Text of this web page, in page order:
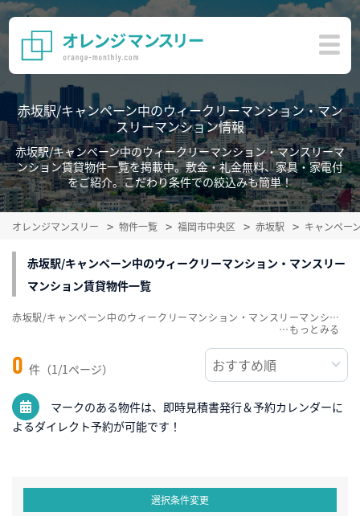
赤坂駅/キャンペーン中のウィークリーマンション・マン
スリーマンション情報
赤坂駅/キャンペーン中のウィークリーマンション・マンスリーマ
ンション賃貸物件一覧を掲載中。敷金・礼金無料、家具・家電付
をご紹介。こだわり条件での絞込みも簡単！
オレンジマンスリー 物件一覧 福岡市中央区 赤坂駅 キャンペー
赤坂駅/キャンペーン中のウィークリーマンション・マンスリー
マンション賃貸物件一覧
0 件（1/1ページ）
マークのある物件は、即時見積書発行＆予約カレンダーに
よるダイレクト予約が可能です！
赤坂駅/キャンペーン中のウィークリーマンション・マンスリーマンション賃貸物件一覧を掲載中。敷金・礼金無料、家具・家電付をご紹介。こだわり条件での絞込みも簡単！
…
選択条件変更